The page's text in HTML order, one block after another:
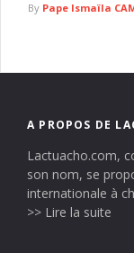
By Pape Ismaïla
A PROPOS DE
Lactuacho.com,
son nom, se
internationale à
>> Lire la suite